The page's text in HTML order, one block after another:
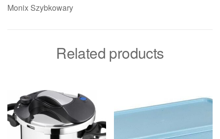
Monix Szybkowary
Related products